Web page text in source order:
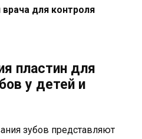
для контроля
пластин для
у детей и
зубов представляют